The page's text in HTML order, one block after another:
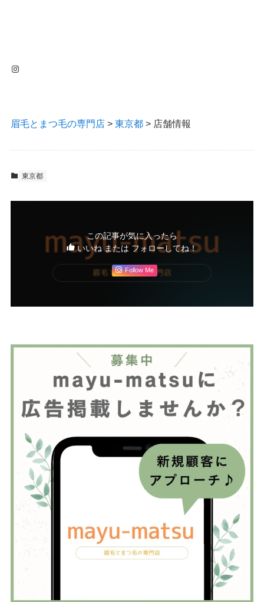
Instagram
眉毛とまつ毛の専門店> 東京都> 店舗情報
東京都
この記事が気に入ったら
いいね または フォローしてね！
Follow Me